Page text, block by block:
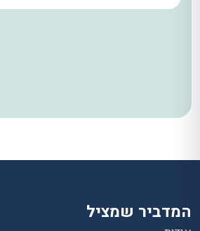
המדביר שמציל